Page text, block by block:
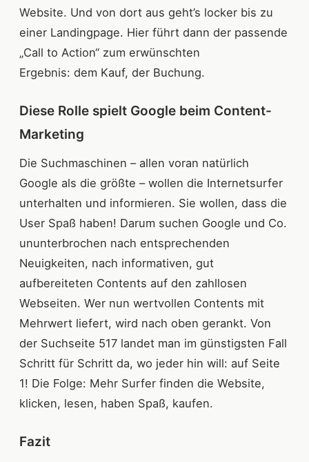
Website. Und von dort aus geht’s locker bis zu
einer Landingpage. Hier führt dann der passende
„Call to Action“ zum erwünschten
Ergebnis: dem Kauf, der Buchung.
Diese Rolle spielt Google beim Content-
Marketing
Die Suchmaschinen – allen voran natürlich
Google als die größte – wollen die Internetsurfer
unterhalten und informieren. Sie wollen, dass die
User Spaß haben! Darum suchen Google und Co.
ununterbrochen nach entsprechenden
Neuigkeiten, nach informativen, gut
aufbereiteten Contents auf den zahllosen
Webseiten. Wer nun wertvollen Contents mit
Mehrwert liefert, wird nach oben gerankt. Von
der Suchseite 517 landet man im günstigsten Fall
Schritt für Schritt da, wo jeder hin will: auf Seite
1! Die Folge: Mehr Surfer finden die Website,
klicken, lesen, haben Spaß, kaufen.
‍Fazit